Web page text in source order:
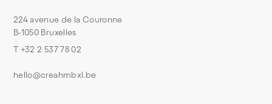
224 avenue de la Couronne
B-1050 Bruxelles
T +32 2 537 78 02
hello@creahmbxl.be